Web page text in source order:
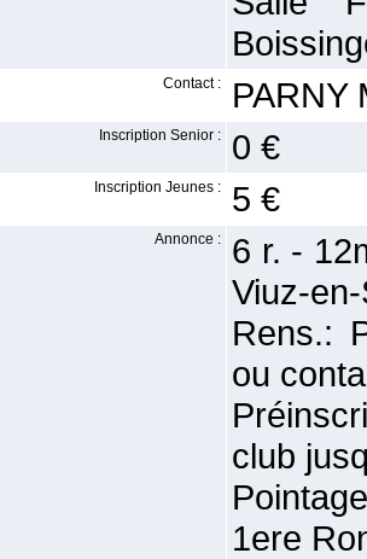
Contact : PARNY
Inscription Senior : 0 €
Inscription Jeunes : 5 €
Annonce :
6 r. -
Viuz-
Rens.:
ou
club
1ere